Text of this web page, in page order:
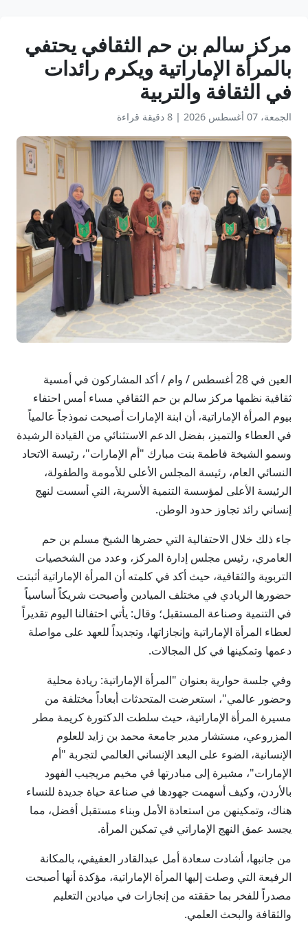
مركز سالم بن حم الثقافي يحتفي
بالمرأة الإماراتية ويكرم رائدات
في الثقافة والتربية
الجمعة، 07 أغسطس 2026 | 8 دقيقة قراءة
العين في 28 أغسطس / وام / أكد المشاركون في أمسية
ثقافية نظمها مركز سالم بن حم الثقافي مساء أمس احتفاء
بيوم المرأة الإماراتية، أن ابنة الإمارات أصبحت نموذجاً عالمياً
في العطاء والتميز، بفضل الدعم الاستثنائي من القيادة الرشيدة
وسمو الشيخة فاطمة بنت مبارك "أم الإمارات"، رئيسة الاتحاد
النسائي العام، رئيسة المجلس الأعلى للأمومة والطفولة،
الرئيسة الأعلى لمؤسسة التنمية الأسرية، التي أسست لنهج
إنساني رائد تجاوز حدود الوطن.
جاء ذلك خلال الاحتفالية التي حضرها الشيخ مسلم بن حم
العامري، رئيس مجلس إدارة المركز، وعدد من الشخصيات
التربوية والثقافية، حيث أكد في كلمته أن المرأة الإماراتية أثبتت
حضورها الريادي في مختلف الميادين وأصبحت شريكاً أساسياً
في التنمية وصناعة المستقبل؛ وقال: يأتي احتفالنا اليوم تقديراً
لعطاء المرأة الإماراتية وإنجازاتها، وتجديداً للعهد على مواصلة
دعمها وتمكينها في كل المجالات.
وفي جلسة حوارية بعنوان "المرأة الإماراتية: ريادة محلية
وحضور عالمي"، استعرضت المتحدثات أبعاداً مختلفة من
مسيرة المرأة الإماراتية، حيث سلطت الدكتورة كريمة مطر
المزروعي، مستشار مدير جامعة محمد بن زايد للعلوم
الإنسانية، الضوء على البعد الإنساني العالمي لتجربة "أم
الإمارات"، مشيرة إلى مبادرتها في مخيم مريجيب الفهود
بالأردن، وكيف أسهمت جهودها في صناعة حياة جديدة للنساء
هناك، وتمكينهن من استعادة الأمل وبناء مستقبل أفضل، مما
يجسد عمق النهج الإماراتي في تمكين المرأة.
من جانبها، أشادت سعادة أمل عبدالقادر العفيفي، بالمكانة
الرفيعة التي وصلت إليها المرأة الإماراتية، مؤكدة أنها أصبحت
مصدراً للفخر بما حققته من إنجازات في ميادين التعليم
والثقافة والبحث العلمي.